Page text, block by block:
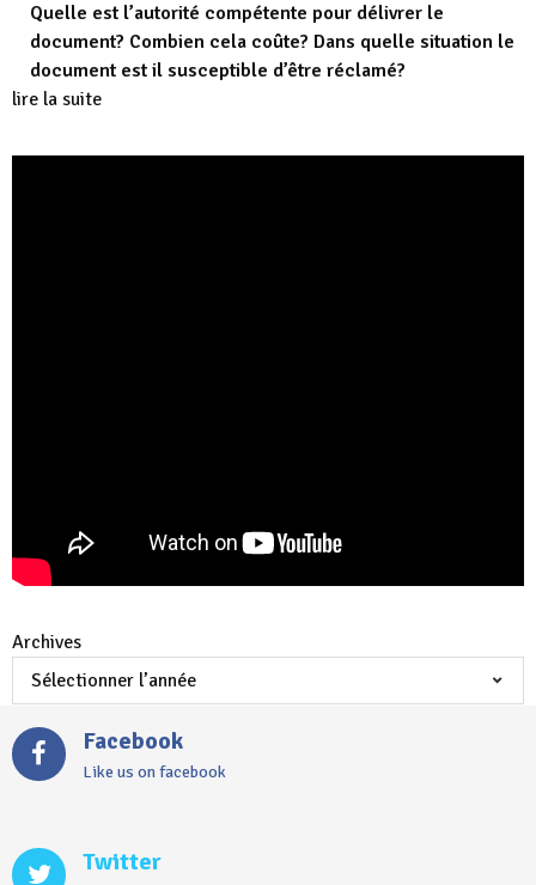
Quelle est l’autorité compétente pour délivrer le
document? Combien cela coûte? Dans quelle situation le
document est il susceptible d’être réclamé?
lire la suite
Archives
Facebook
Like us on facebook
Twitter